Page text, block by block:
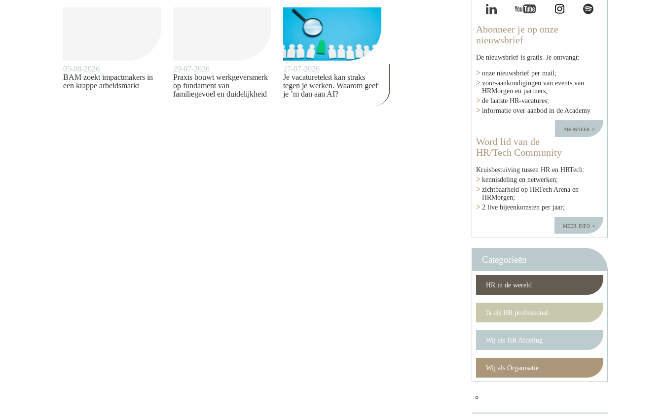
05-08-2026
BAM zoekt impactmakers in
een krappe arbeidsmarkt
29-07-2026
Praxis bouwt werkgeversmerk
op fundament van
familiegevoel en duidelijkheid
27-07-2026
Je vacaturetekst kan straks
tegen je werken. Waarom geef
je ’m dan aan AI?
Abonneer je op onze
nieuwsbrief
De nieuwsbrief is gratis. Je ontvangt:
onze nieuwsbrief per mail;
voor-aankondigingen van events van
HRMorgen en partners;
de laatste HR-vacatures;
informatie over aanbod in de Academy
abonneer
Word lid van de
HR/Tech Community
Kruisbestuiving tussen HR en HRTech:
kennisdeling en netwerken;
zichtbaarheid op HRTech Arena en
HRMorgen;
2 live bijeenkomsten per jaar;
meer info
Categorieën
HR in de wereld
Ik als HR professional
Wij als HR Afdeling
Wij als Organisatie